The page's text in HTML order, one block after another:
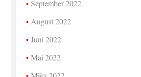
September 2022
August 2022
Juni 2022
Mai 2022